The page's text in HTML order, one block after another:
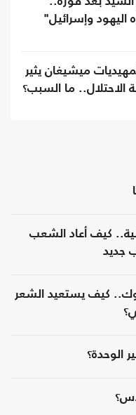
وإسرائيل"
ميشيغان يثير
الاحتلال.. ما السبب؟
كيف أعاد الشعب
جديد
كيف يستعيد الشعر
الوحدة؟